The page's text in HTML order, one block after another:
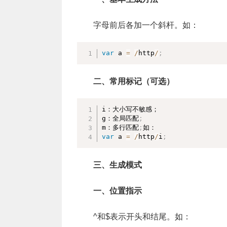
字母前后各加一个斜杆。如：
var a = / http/ ;
二、常用标记（可选）
i：大小写不敏感；
g：全局匹配 ;
m：多行匹配 ;
var a = / http/i ;
三、生成模式
一、位置指示
^和$表示开头和结尾。如：